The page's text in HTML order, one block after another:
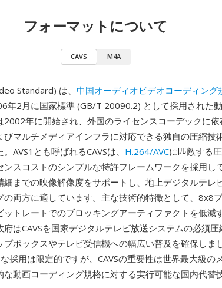
フォーマットについて
CAVS M4A
Standard) は、 中国オーディオビデオコーディング
年2月に国家標準 (GB/T 20090.2) として採用された
年に開始され、外国のライセンスコーデックに依
マルチメディアインフラに対応できる独自の圧縮技
AVS1とも呼ばれるCAVSは、 H.264/AVCに匹敵する
スコストのシンプルな特許フレームワークを採用し
細までの映像解像度をサポートし、地上デジタルテレ
の両方に適しています。主な技術的特徴として、8x8ブ
トレートでのブロッキングアーティファクトを低減
はCAVSを国家デジタルテレビ放送システムの必須
プボックスやテレビ受信機への幅広い普及を確保しま
採用は限定的ですが、CAVSの重要性は世界最大級の
動画コーディング規格に対する実行可能な国内代替